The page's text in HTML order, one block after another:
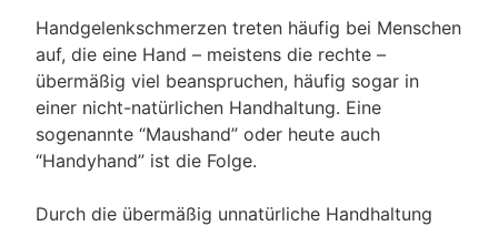
Handgelenkschmerzen treten häufig bei Menschen
auf, die eine Hand – meistens die rechte –
übermäßig viel beanspruchen, häufig sogar in
einer nicht-natürlichen Handhaltung. Eine
sogenannte “Maushand” oder heute auch
“Handyhand” ist die Folge.
Durch die übermäßig unnatürliche Handhaltung